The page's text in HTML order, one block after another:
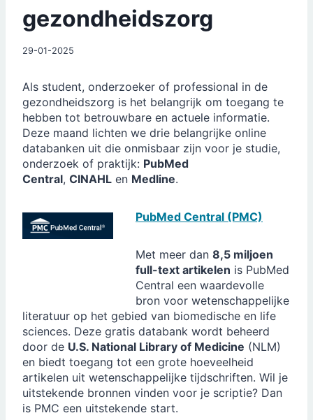
gezondheidszorg
29-01-2025
Als student, onderzoeker of professional in de
gezondheidszorg is het belangrijk om toegang te
hebben tot betrouwbare en actuele informatie.
Deze maand lichten we drie belangrijke online
databanken uit die onmisbaar zijn voor je studie,
onderzoek of praktijk: PubMed
Central, CINAHL en Medline.
PubMed Central (PMC)
Met meer dan 8,5 miljoen
full-text artikelen is PubMed
Central een waardevolle
bron voor wetenschappelijke
literatuur op het gebied van biomedische en life
sciences. Deze gratis databank wordt beheerd
door de U.S. National Library of Medicine (NLM)
en biedt toegang tot een grote hoeveelheid
artikelen uit wetenschappelijke tijdschriften. Wil je
uitstekende bronnen vinden voor je scriptie? Dan
is PMC een uitstekende start.